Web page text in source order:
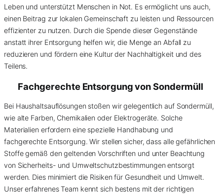
Leben und unterstützt Menschen in Not. Es ermöglicht uns auch,
einen Beitrag zur lokalen Gemeinschaft zu leisten und Ressourcen
effizienter zu nutzen. Durch die Spende dieser Gegenstände
anstatt ihrer Entsorgung helfen wir, die Menge an Abfall zu
reduzieren und fördern eine Kultur der Nachhaltigkeit und des
Teilens.
Fachgerechte Entsorgung vonSondermüll
Bei Haushaltsauflösungen stoßen wir gelegentlich auf Sondermüll,
wie alte Farben, Chemikalien oder Elektrogeräte. Solche
Materialien erfordern eine spezielle Handhabung und
fachgerechte Entsorgung. Wir stellen sicher, dass alle gefährlichen
Stoffe gemäß den geltenden Vorschriften und unter Beachtung
von Sicherheits- und Umweltschutzbestimmungen entsorgt
werden. Dies minimiert die Risiken für Gesundheit und Umwelt.
Unser erfahrenes Team kennt sich bestens mit der richtigen